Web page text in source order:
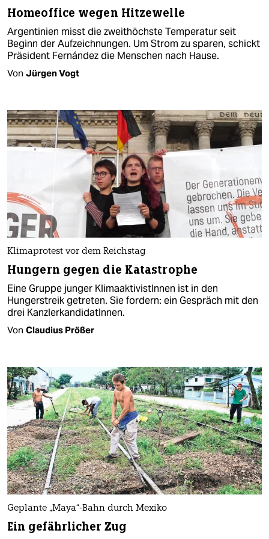
Homeoffice wegen Hitzewelle
Argentinien misst die zweithöchste Temperatur seit
Beginn der Aufzeichnungen. Um Strom zu sparen, schickt
Präsident Fernández die Menschen nach Hause.
Von Jürgen Vogt
Klimaprotest vor dem Reichstag
Hungern gegen die Katastrophe
Eine Gruppe junger Kli­ma­ak­ti­vis­tIn­nen ist in den
Hungerstreik getreten. Sie fordern: ein Gespräch mit den
drei Kanz­ler­kan­di­da­tIn­nen.
Von Claudius Prößer
Geplante „Maya“-Bahn durch Mexiko
Ein gefährlicher Zug